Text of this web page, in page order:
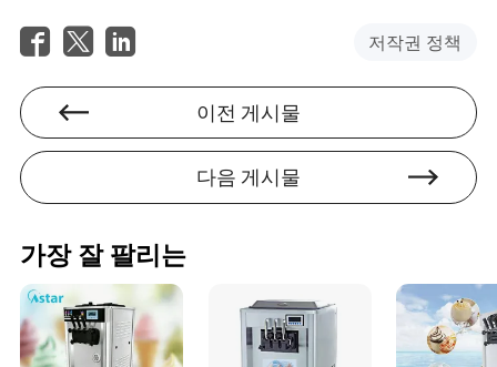
Q2: 내 사업에 적합한 가방 제조 기계를 어떻게 선택하나
요?
애프터 서비스 지원을 고려하십시오. 맞춤화 및 교육을 제
공하는 공급업체와 협력하는 것이 중요합니다.
Q3: 가방 제조 기계는 환경 친화적인가요?
A3: 많은 새로운 모델은 에너지 효율성을 고려하여 설계되
었으며, 재활용 가능하거나 생분해성 재료와의 호환성을 갖
Q4: 가방 제조 기계를 원활하게 운영하기 위해 어떤 유지보
수가 필요한가요?
A4: 정기적인 청소, 마모 부품의 적시 교체, 소프트웨어 업
데이트 및 전문적인 서비스는 최적의 성능을 보장하고 가
동 중단 시간을 최소화하는 데 중요합니다.
저작권 정책
이전 게시물
다음 게시물
가장 잘 팔리는